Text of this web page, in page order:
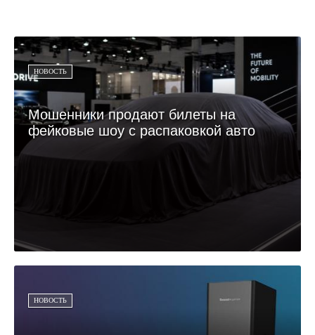
НОВОСТЬ
Мошенники продают билеты на
фейковые шоу с распаковкой авто
НОВОСТЬ